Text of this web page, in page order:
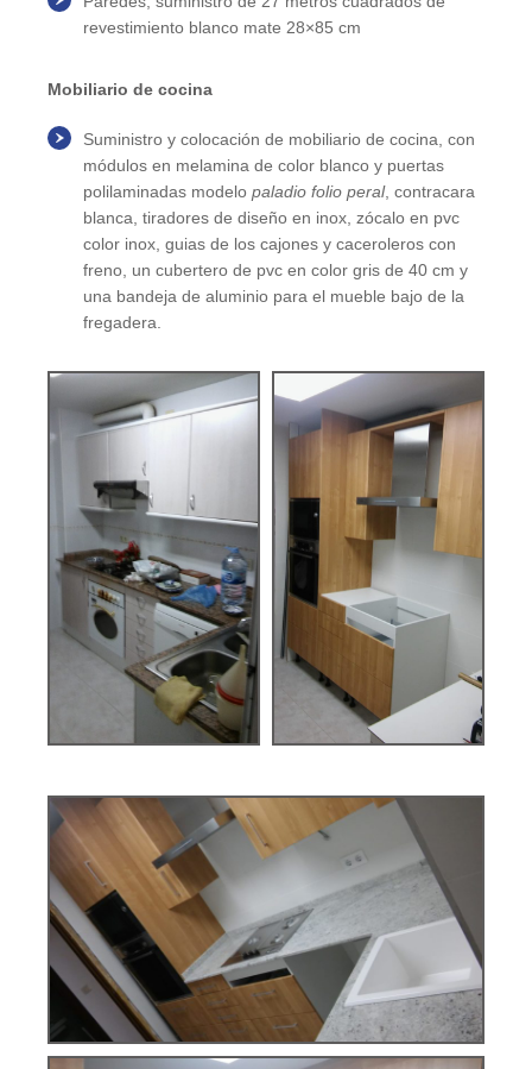
revestimiento blanco mate 28×85 cm
Mobiliario de cocina
Suministro y colocación de mobiliario de cocina, con
módulos en melamina de color blanco y puertas
polilaminadas modelo paladio folio peral, contracara
blanca, tiradores de diseño en inox, zócalo en pvc
color inox, guias de los cajones y caceroleros con
freno, un cubertero de pvc en color gris de 40 cm y
una bandeja de aluminio para el mueble bajo de la
fregadera.